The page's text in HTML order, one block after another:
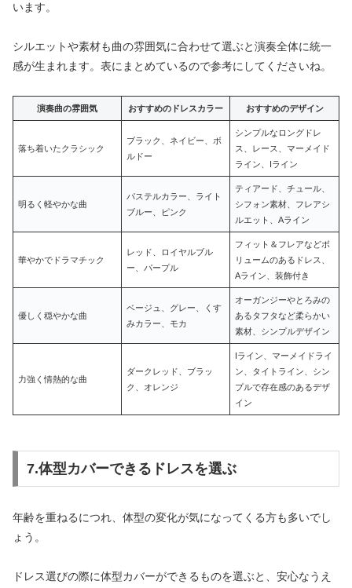
います。
シルエットや素材も曲の雰囲気に合わせて選ぶと演奏全体に統一
感が生まれます。表にまとめているので参考にしてくださいね。
演奏曲の雰囲気 おすすめのドレスカラー おすすめのデザイン
落ち着いたクラシック
ブラック、ネイビー、ボ
ルドー
シンプルなロングドレ
ス、レース、マーメイド
ライン、Iライン
明るく軽やかな曲
パステルカラー、ライト
ブルー、ピンク
ティアード、チュール、
シフォン素材、フレアシ
ルエット、Aライン
華やかでドラマチック
レッド、ロイヤルブル
ー、パープル
フィット＆フレアなどボ
リュームのあるドレス、
Aライン、装飾付き
優しく穏やかな曲
ベージュ、グレー、くす
みカラー、モカ
オーガンジーやとろみの
あるタフタなど柔らかい
素材、シンプルデザイン
力強く情熱的な曲
ダークレッド、ブラッ
ク、オレンジ
Iライン、マーメイドライ
ン、タイトライン、シン
プルで存在感のあるデザ
イン
7.体型カバーできるドレスを選ぶ
年齢を重ねるにつれ、体型の変化が気になってくる方も多いでし
ょう。
ドレス選びの際に体型カバーができるものを選ぶと、安心なうえ